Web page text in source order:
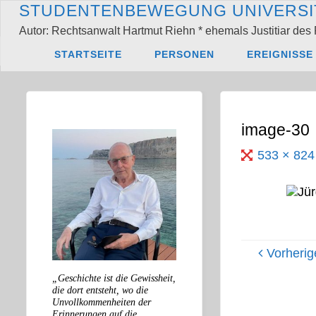
Zum
springen
STUDENTENBEWEGUNG UNIVERSI
Autor: Rechtsanwalt Hartmut Riehn * ehemals Justitiar des
STARTSEITE PERSONEN EREIGNISSE
StartJürgen
image-30
Originalgröße
533 × 824
„Geschichte ist die Gewissheit,
die dort entsteht, wo die
Unvollkommenheiten der